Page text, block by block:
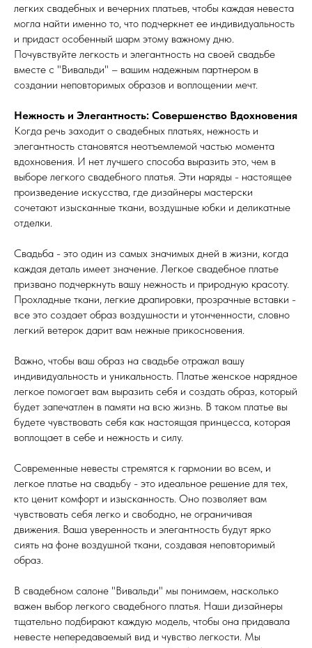
легких свадебных и вечерних платьев, чтобы каждая невеста
могла найти именно то, что подчеркнет ее индивидуальность
и придаст особенный шарм этому важному дню.
Почувствуйте легкость и элегантность на своей свадьбе
вместе с "Вивальди" – вашим надежным партнером в
создании неповторимых образов и воплощении мечт.
Нежность и Элегантность: Совершенство Вдохновения
Когда речь заходит о свадебных платьях, нежность и
элегантность становятся неотъемлемой частью момента
вдохновения. И нет лучшего способа выразить это, чем в
выборе легкого свадебного платья. Эти наряды - настоящее
произведение искусства, где дизайнеры мастерски
сочетают изысканные ткани, воздушные юбки и деликатные
отделки.
Свадьба - это один из самых значимых дней в жизни, когда
каждая деталь имеет значение. Легкое свадебное платье
призвано подчеркнуть вашу нежность и природную красоту.
Прохладные ткани, легкие драпировки, прозрачные вставки -
все это создает образ воздушности и утонченности, словно
легкий ветерок дарит вам нежные прикосновения.
Важно, чтобы ваш образ на свадьбе отражал вашу
индивидуальность и уникальность. Платье женское нарядное
легкое помогает вам выразить себя и создать образ, который
будет запечатлен в памяти на всю жизнь. В таком платье вы
будете чувствовать себя как настоящая принцесса, которая
воплощает в себе и нежность и силу.
Современные невесты стремятся к гармонии во всем, и
легкое платье на свадьбу - это идеальное решение для тех,
кто ценит комфорт и изысканность. Оно позволяет вам
чувствовать себя легко и свободно, не ограничивая
движения. Ваша уверенность и элегантность будут ярко
сиять на фоне воздушной ткани, создавая неповторимый
образ.
В свадебном салоне "Вивальди" мы понимаем, насколько
важен выбор легкого свадебного платья. Наши дизайнеры
тщательно подбирают каждую модель, чтобы она придавала
невесте непередаваемый вид и чувство легкости. Мы